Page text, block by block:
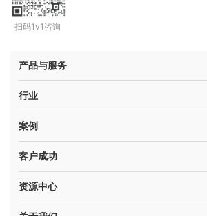
扫码1v1咨询
产品与服务
行业
案例
客户成功
资源中心